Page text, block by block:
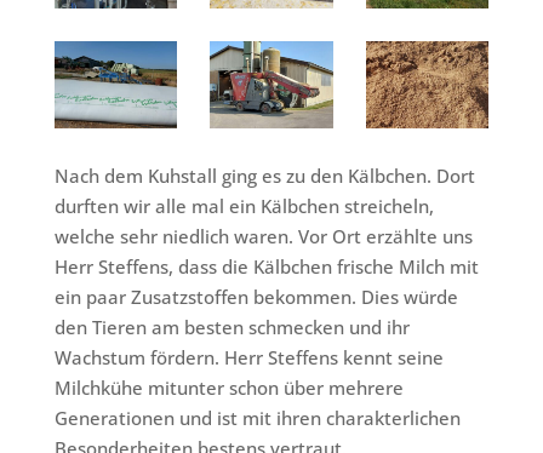
Nach dem Kuhstall ging es zu den Kälbchen. Dort
durften wir alle mal ein Kälbchen streicheln,
welche sehr niedlich waren. Vor Ort erzählte uns
Herr Steffens, dass die Kälbchen frische Milch mit
ein paar Zusatzstoffen bekommen. Dies würde
den Tieren am besten schmecken und ihr
Wachstum fördern. Herr Steffens kennt seine
Milchkühe mitunter schon über mehrere
Generationen und ist mit ihren charakterlichen
Besonderheiten bestens vertraut.